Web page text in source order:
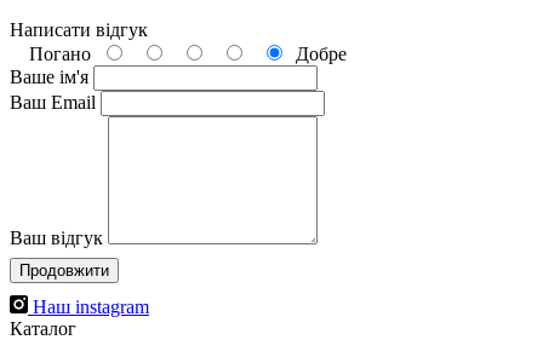
Написати відгук
Погано
Добре
Ваше ім'я
Ваш Email
Ваш відгук
Продовжити
Наш instagram
Каталог